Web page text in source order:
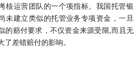
核运营团队的一个项指标。我国托管银
未建立类似的托管业务专项资金，一旦
的赔付要求，不仅资金来源受限,而且无
了差错赔付的影响。